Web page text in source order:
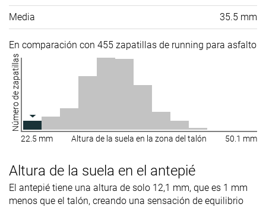
Media 35.5 mm
En comparación con 455 zapatillas de running para asfalto
Número de zapatillas
22.5 mm Altura de la suela en la zona del talón 50.1 mm
Altura de la suela en el antepié
El antepié tiene una altura de solo 12,1 mm, que es 1 mm
menos que el talón, creando una sensación de equilibrio